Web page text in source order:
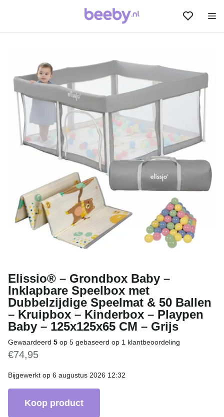
Elissio® – Grondbox Baby –
Inklapbare Speelbox met
Dubbelzijdige Speelmat & 50 Ballen
– Kruipbox – Kinderbox – Playpen
Baby – 125x125x65 CM – Grijs
Gewaardeerd 5 op 5 gebaseerd op 1 klantbeoordeling
€74,95
Bijgewerkt op 6 augustus 2026 12:32
Koop product